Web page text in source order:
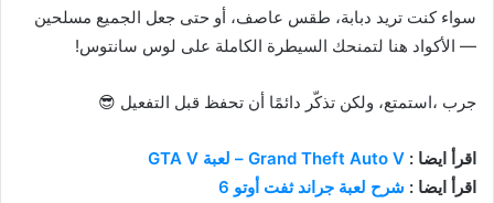
سواء كنت تريد دبابة، طقس عاصف، أو حتى جعل الجميع مسلحين
— الأكواد هنا لتمنحك السيطرة الكاملة على لوس سانتوس!
جرب ،استمتع، ولكن تذكّر دائمًا أن تحفظ قبل التفعيل 😎
اقرأ ايضا :
اقرأ ايضا : شرح لعبة جراند ثفت أوتو 6